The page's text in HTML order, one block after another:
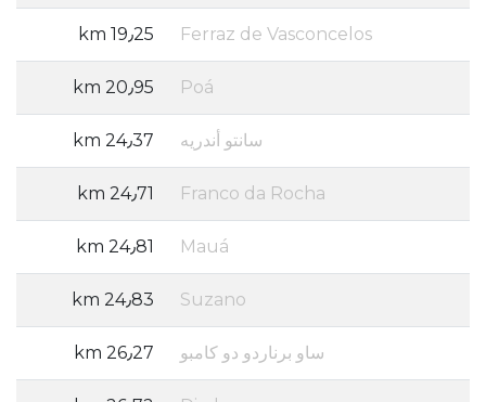
Ferraz de Vasconcelos 19٫25 km
Poá 20٫95 km
سانتو أندريه 24٫37 km
Franco da Rocha 24٫71 km
Mauá 24٫81 km
Suzano 24٫83 km
ساو برناردو دو كامبو 26٫27 km